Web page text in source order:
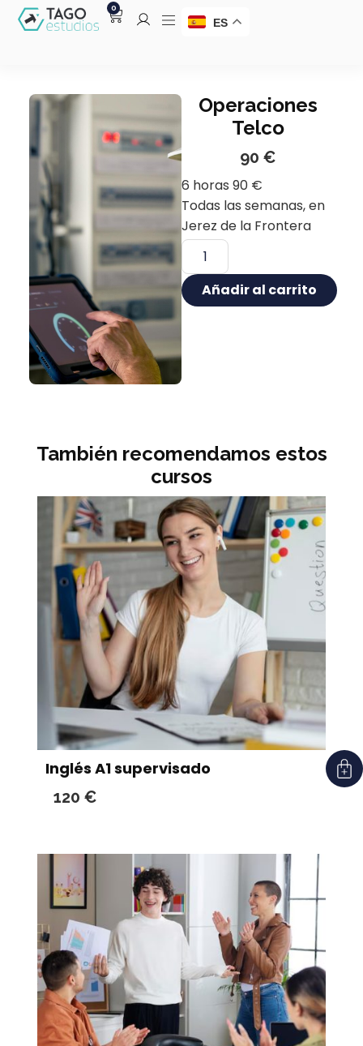
0
ES
Operaciones
Telco
90 €
6 horas 90 €
Todas las semanas, en
Jerez de la Frontera
Añadir al carrito
También recomendamos estos
cursos
Inglés A1 supervisado
120 €